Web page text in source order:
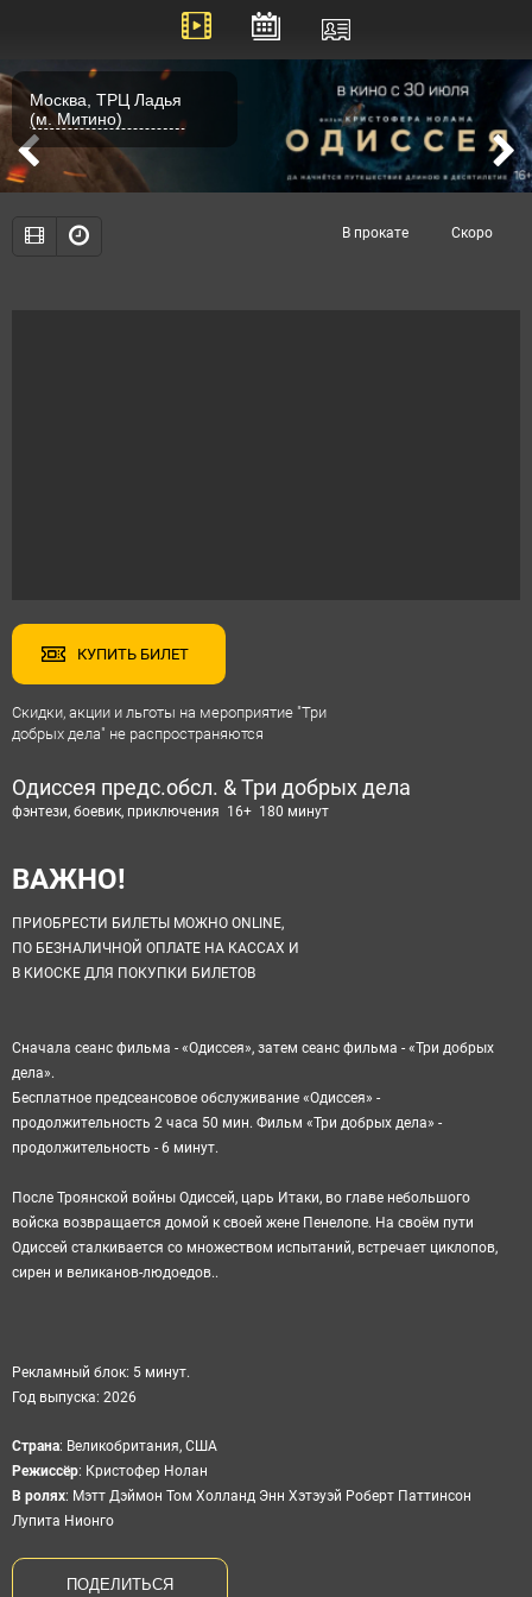
Москва, ТРЦ Ладья
(м. Митино)
В прокате Скоро
КУПИТЬ БИЛЕТ
Скидки, акции и льготы на мероприятие "Три
добрых дела" не распространяются
Одиссея предс.обсл. & Три добрых дела
фэнтези, боевик, приключения 16+ 180 минут
ВАЖНО!
ПРИОБРЕСТИ БИЛЕТЫ МОЖНО ONLINE,
ПО БЕЗНАЛИЧНОЙ ОПЛАТЕ НА КАССАХ И
В КИОСКЕ ДЛЯ ПОКУПКИ БИЛЕТОВ
Сначала сеанс фильма - «Одиссея», затем сеанс фильма - «Три добрых
дела».
Бесплатное предсеансовое обслуживание «Одиссея» -
продолжительность 2 часа 50 мин. Фильм «Три добрых дела» -
продолжительность - 6 минут.
После Троянской войны Одиссей, царь Итаки, во главе небольшого
войска возвращается домой к своей жене Пенелопе. На своём пути
Одиссей сталкивается со множеством испытаний, встречает циклопов,
сирен и великанов-людоедов..
Рекламный блок: 5 минут.
Год выпуска: 2026
Cтрана: Великобритания, США
Режиссёр: Кристофер Нолан
В ролях: Мэтт Дэймон Том Холланд Энн Хэтэуэй Роберт Паттинсон
Лупита Нионго
ПОДЕЛИТЬСЯ